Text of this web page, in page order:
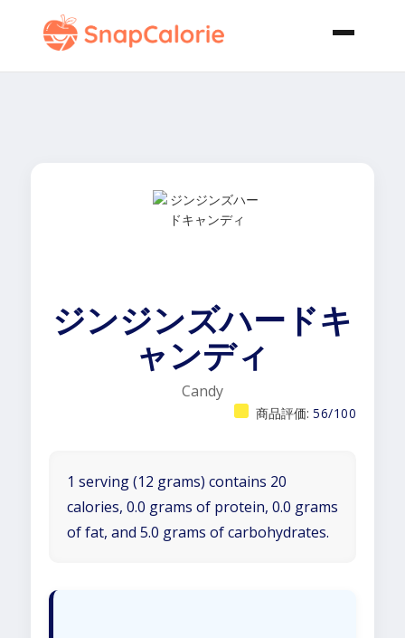
ジンジンズハードキ
ャンディ
Candy
商品評価: 56/100
1 serving (12 grams) contains 20
calories, 0.0 grams of protein, 0.0 grams
of fat, and 5.0 grams of carbohydrates.